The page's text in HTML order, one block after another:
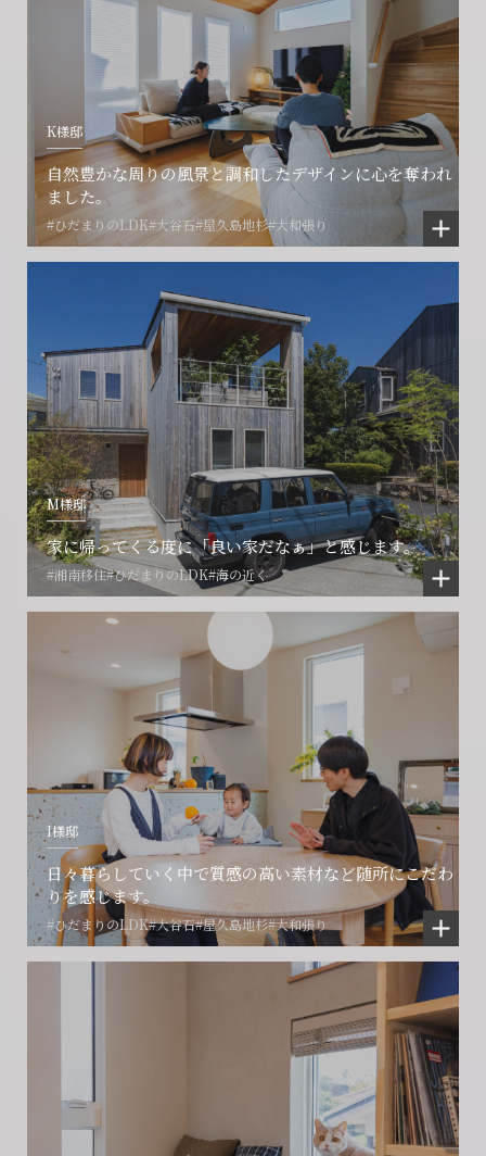
K様邸
自然豊かな周りの風景と調和したデザインに心を奪われ
ました。
#ひだまりのLDK#大谷石#屋久島地杉#大和張り
M様邸
家に帰ってくる度に「良い家だなぁ」と感じます。
#湘南移住#ひだまりのLDK#海の近く
I様邸
日々暮らしていく中で質感の高い素材など随所にこだわ
りを感じます。
#ひだまりのLDK#大谷石#屋久島地杉#大和張り
ご相談はこちら
フォームからのお問い合わせ
CONTACT
お電話でのお問い合わせ
0466-24-2478
営業時間9:30~18:30 水曜定休
閉じる
お困りごとのご相談はこちら
解約のお申し込み
CONTACT
プロコール24ご利用の方
0120-073-386
閉じる
ご相談はこちら
フォームからのお問い合わせ
CONTACT
賃貸管理事業部へのお問い合わせ
0466-24-2478
営業時間9:30~18:30 水曜定休
閉じる